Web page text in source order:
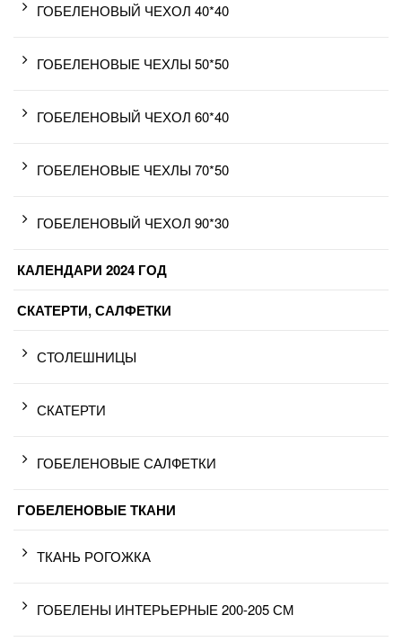
ГОБЕЛЕНОВЫЙ ЧЕХОЛ 40*40
ГОБЕЛЕНОВЫЕ ЧЕХЛЫ 50*50
ГОБЕЛЕНОВЫЙ ЧЕХОЛ 60*40
ГОБЕЛЕНОВЫЕ ЧЕХЛЫ 70*50
ГОБЕЛЕНОВЫЙ ЧЕХОЛ 90*30
КАЛЕНДАРИ 2024 ГОД
СКАТЕРТИ, САЛФЕТКИ
СТОЛЕШНИЦЫ
СКАТЕРТИ
ГОБЕЛЕНОВЫЕ САЛФЕТКИ
ГОБЕЛЕНОВЫЕ ТКАНИ
ТКАНЬ РОГОЖКА
ГОБЕЛЕНЫ ИНТЕРЬЕРНЫЕ 200-205 СМ